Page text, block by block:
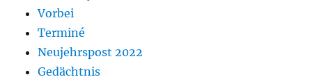
Vorbei
Terminé
Neujehrspost 2022
Gedächtnis